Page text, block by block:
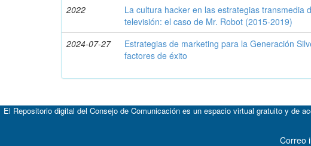
2022
La cultura hacker en las estrategias transmedia
televisión: el caso de Mr. Robot (2015-2019)
2024-07-27
Estrategias de marketing para la Generación
factores de éxito
El Repositorio digital del Consejo de Comunicación es un espacio virtual gratuito y de
Correo